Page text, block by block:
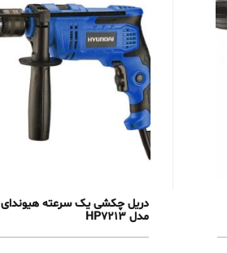
دریل چکشی یک سرعته هیوندای
مدل HP7213